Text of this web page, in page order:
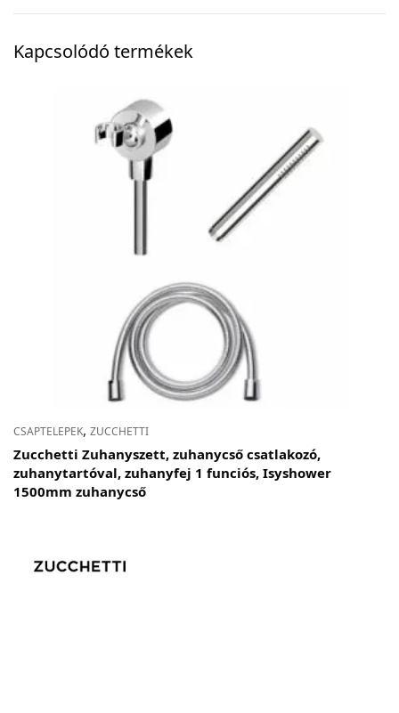
Kapcsolódó termékek
CSAPTELEPEK, ZUCCHETTI
Zucchetti Zuhanyszett, zuhanycső csatlakozó,
zuhanytartóval, zuhanyfej 1 funciós, Isyshower
1500mm zuhanycső